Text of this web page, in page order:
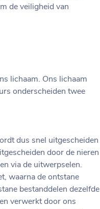
de veiligheid van
lichaam. Ons lichaam
onderscheiden twee
dus snel uitgescheiden
door de nieren
via de uitwerpselen.
waarna de ontstane
bestanddelen dezelfde
verwerkt door ons